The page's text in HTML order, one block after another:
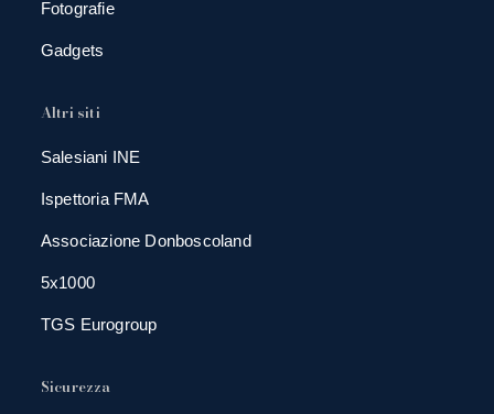
Fotografie
Gadgets
Altri siti
Salesiani INE
Ispettoria FMA
Associazione Donboscoland
5x1000
TGS Eurogroup
Sicurezza